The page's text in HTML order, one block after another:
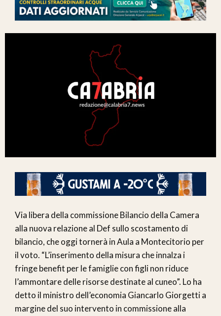
Mix Zone
Via libera della commissione Bilancio della Camera
alla nuova relazione al Def sullo scostamento di
bilancio, che oggi tornerà in Aula a Montecitorio per
il voto. “L’inserimento della misura che innalza i
fringe benefit per le famiglie con figli non riduce
l’ammontare delle risorse destinate al cuneo”. Lo ha
detto il ministro dell’economia Giancarlo Giorgetti a
margine del suo intervento in commissione alla